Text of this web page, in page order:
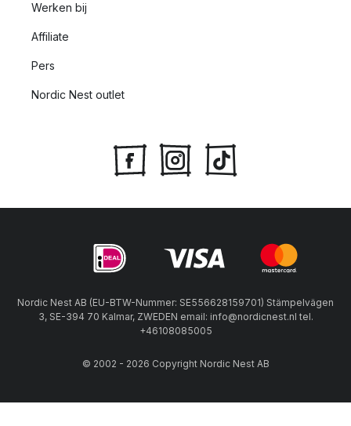
Werken bij
Affiliate
Pers
Nordic Nest outlet
Nordic Nest AB (EU-BTW-Nummer: SE556628159701) Stämpelvägen
3, SE-394 70 Kalmar, ZWEDEN email: info@nordicnest.nl tel.
+46108085005
© 2002 - 2026 Copyright Nordic Nest AB